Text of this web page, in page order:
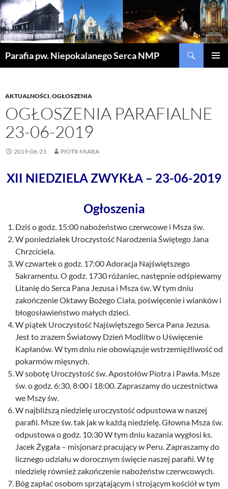
Parafia pw. Niepokalanego Serca NMP
AKTUALNOŚCI,OGŁOSZENIA
OGŁOSZENIA PARAFIALNE
23-06-2019
2019-06-23 PIOTR MIARA
XII NIEDZIELA ZWYKŁA – 23-06-2019
Ogłoszenia
Dziś o godz. 15:00 nabożeństwo czerwcowe i Msza św.
W poniedziałek Uroczystość Narodzenia Świętego Jana
Chrzciciela.
W czwartek o godz. 17:00 Adoracja Najświętszego
Sakramentu. O godz. 1730 różaniec, następnie odśpiewamy
Litanię do Serca Pana Jezusa i Msza św. W tym dniu
zakończenie Oktawy Bożego Ciała, poświęcenie i wianków i
błogosławieństwo małych dzieci.
W piątek Uroczystość Najświętszego Serca Pana Jezusa.
Jest to zrazem Światowy Dzień Modlitw o Uświęcenie
Kapłanów. W tym dniu nie obowiązuje wstrzemięźliwość od
pokarmów mięsnych.
W sobotę Uroczystość św. Apostołów Piotra i Pawła. Msze
św. o godz. 6:30, 8:00 i 18:00. Zapraszamy do uczestnictwa
we Mszy św.
W najbliższą niedzielę uroczystość odpustowa w naszej
parafii. Msze św. tak jak w każdą niedzielę. Głowna Msza św.
odpustowa o godz. 10:30 W tym dniu kazania wygłosi ks.
Jacek Żygała – misjonarz pracujący w Peru. Zapraszamy do
licznego udziału w dorocznym święcie naszej parafii. W tę
niedzielę również zakończenie nabożeństw czerwcowych.
Bóg zapłać osobom sprzątającym i strojącym kościół w tym